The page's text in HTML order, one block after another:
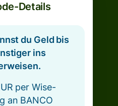
Details
du Geld bis
ins
per Wise-
an BANCO